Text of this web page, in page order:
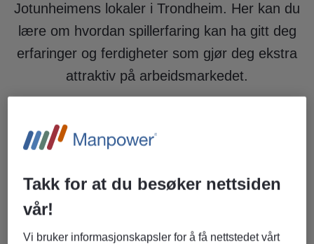
Jotunheimens lokaler i Trondheim. Her kan du
lære om hvordan spillerfaring kan ha gitt deg
erfaringer og ferdigheter som gjør deg ekstra
attraktiv på arbeidsmarkedet.
jobber vi kan tilby, møte våre flinke
Jotunheimen. Vi byr også på enkel servering
og en fin mulighet til å bli kjent med andre!
Takk for at du besøker nettsiden
vår!
Vi bruker informasjonskapsler for å få nettstedet vårt